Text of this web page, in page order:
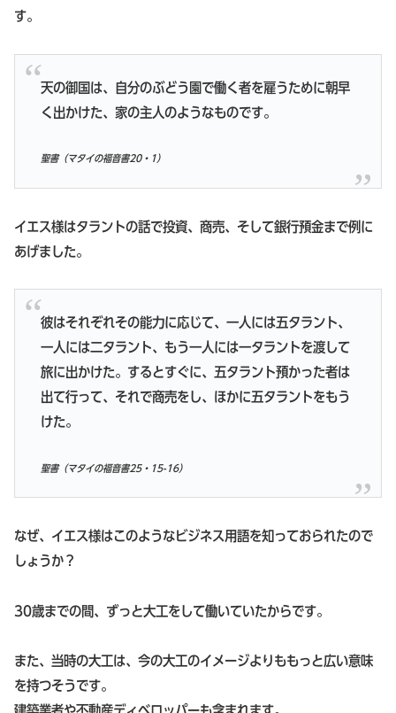
す。
天の御国は、自分のぶどう園で働く者を雇うために朝早
く出かけた、家の主人のようなものです。
聖書（マタイの福音書20・1）
イエス様はタラントの話で投資、商売、そして銀行預金まで例に
あげました。
彼はそれぞれその能力に応じて、一人には五タラント、
一人には二タラント、もう一人には一タラントを渡して
旅に出かけた。するとすぐに、五タラント預かった者は
出て行って、それで商売をし、ほかに五タラントをもう
けた。
聖書（マタイの福音書25・15-16）
なぜ、イエス様はこのようなビジネス用語を知っておられたので
しょうか？
30歳までの間、ずっと大工をして働いていたからです。
また、当時の大工は、今の大工のイメージよりももっと広い意味
を持つそうです。